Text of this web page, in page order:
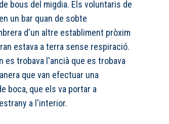
bous del migdia. Els voluntaris de
un bar quan de sobte
d'un altre establiment pròxim
estava a terra sense respiració.
es trobava l'ancià que es trobava
que van efectuar una
boca, que els va portar a
a l'interior.